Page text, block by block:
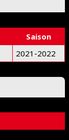
Saison
2021-2022